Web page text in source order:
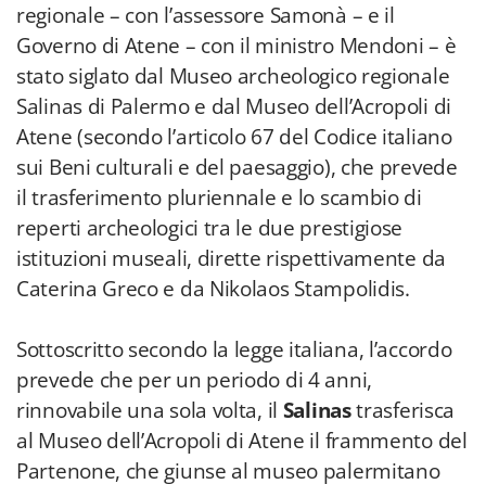
regionale – con l’assessore Samonà – e il
Governo di Atene – con il ministro Mendoni – è
stato siglato dal Museo archeologico regionale
Salinas di Palermo e dal Museo dell’Acropoli di
Atene (secondo l’articolo 67 del Codice italiano
sui Beni culturali e del paesaggio), che prevede
il trasferimento pluriennale e lo scambio di
reperti archeologici tra le due prestigiose
istituzioni museali, dirette rispettivamente da
Caterina Greco e da Nikolaos Stampolidis.
Sottoscritto secondo la legge italiana, l’accordo
prevede che per un periodo di 4 anni,
rinnovabile una sola volta, il Salinastrasferisca
al Museo dell’Acropoli di Atene il frammento del
Partenone, che giunse al museo palermitano